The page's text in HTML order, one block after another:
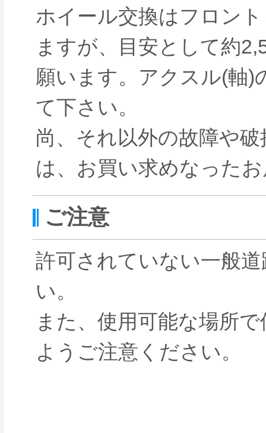
ホイール交換はフロン
ますが、目安として約
願います。アクスル(軸)
て下さい。
尚、それ以外の故障や
は、お買い求めなった
ご注意
許可されていない一般
い。
また、使用可能な場所
ようご注意ください。